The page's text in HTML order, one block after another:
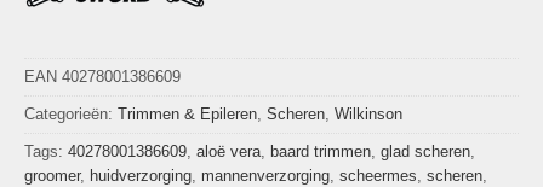
EAN 40278001386609
Categorieën: Trimmen & Epileren, Scheren, Wilkinson
Tags: 40278001386609, aloë vera, baard trimmen, glad scheren,
groomer, huidverzorging, mannenverzorging, scheermes, scheren,